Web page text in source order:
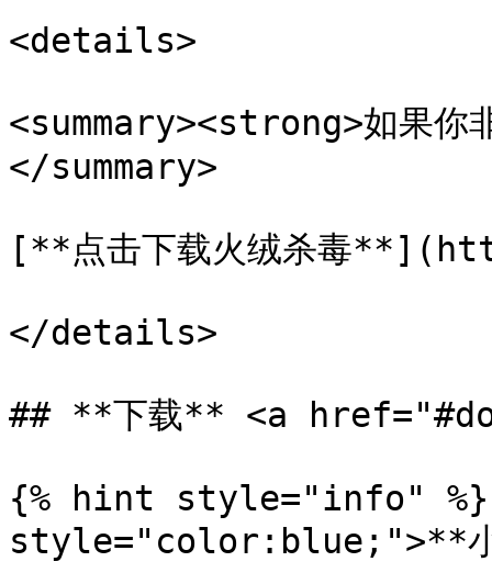
<details>
<summary><strong>如果
</summary>
[**点击下载火绒杀毒
</details>
## **下载** <a
{% hint style="info" %}
style="color:blue;">**小